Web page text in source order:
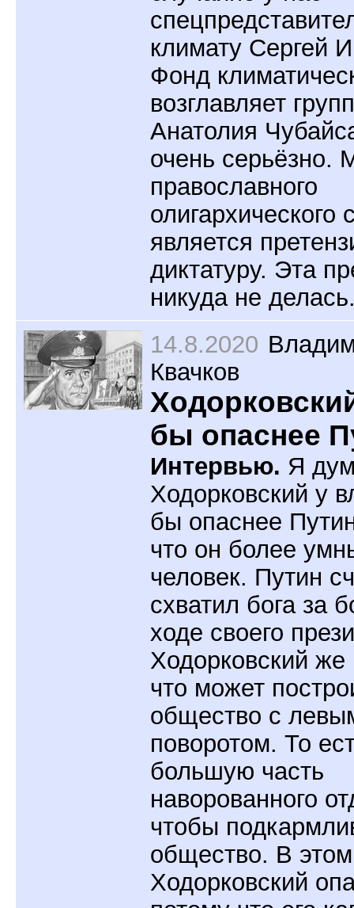
климату Сергей
Фонд
возглавляет
Анатолия
очень серьёзно.
православного
олигархического
является
диктатуру. Эта
никуда не
14.8.2020
Квачков
бы опаснее
Интервью. Я
Ходорковский у
бы опаснее
что он более
человек. Путин
схватил бога за
ходе своего
Ходорковский же
что может
общество с
поворотом. То
большую часть
наворованного
чтобы
общество. В
Ходорковский